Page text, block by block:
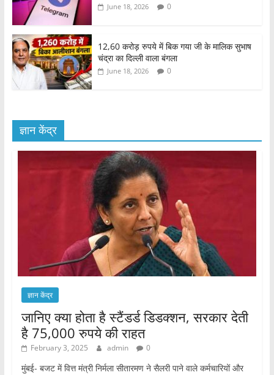
June 18, 2026 0
12,60 करोड़ रुपये में बिक गया जी के मालिक सुभाष
चंद्रा का दिल्ली वाला बंगला
June 18, 2026 0
ज्ञान केंद्र
ज्ञान केंद्र
जानिए क्या होता है स्टैंडर्ड डिडक्शन, सरकार देती
है 75,000 रुपये की राहत
February 3, 2025 admin 0
मुंबई- बजट में वित्त मंत्री निर्मला सीतारमण ने सैलरी पाने वाले कर्मचारियों और